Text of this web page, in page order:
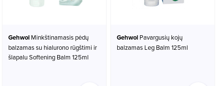
Gehwol
balzamas su hialurono rūgštimi ir
šlapalu Softening Balm 125ml
Gehwol
balzamas Leg Balm 125ml